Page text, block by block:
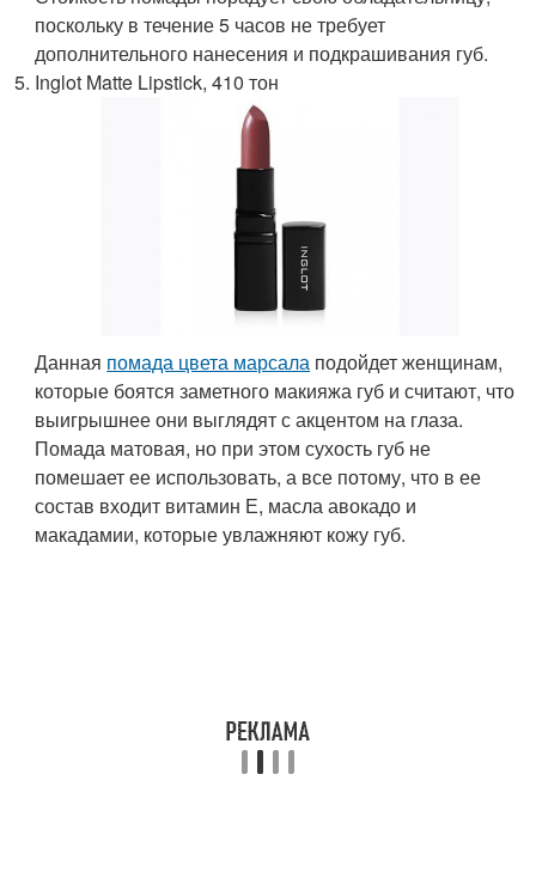
поскольку в течение 5 часов не требует
дополнительного нанесения и подкрашивания губ.
Inglot Matte Lipstick, 410 тон
Данная помада цвета марсала подойдет женщинам,
которые боятся заметного макияжа губ и считают, что
выигрышнее они выглядят с акцентом на глаза.
Помада матовая, но при этом сухость губ не
помешает ее использовать, а все потому, что в ее
состав входит витамин Е, масла авокадо и
макадамии, которые увлажняют кожу губ.